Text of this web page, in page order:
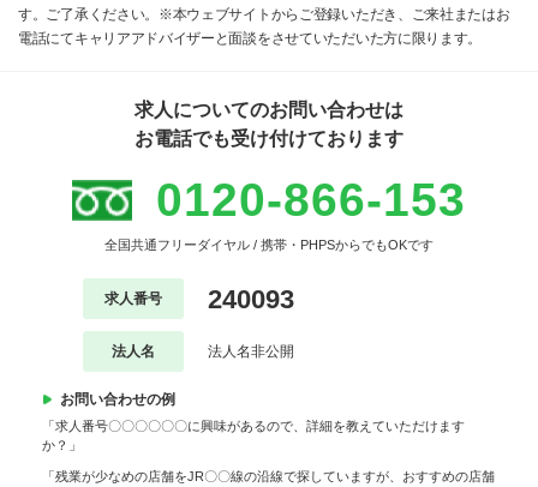
す。ご了承ください。※本ウェブサイトからご登録いただき、ご来社またはお
電話にてキャリアアドバイザーと面談をさせていただいた方に限ります。
求人についてのお問い合わせは
お電話でも受け付けております
0120-866-153
全国共通フリーダイヤル / 携帯・PHPSからでもOKです
求人番号 240093
法人名 法人名非公開
お問い合わせの例
「求人番号〇〇〇〇〇〇に興味があるので、詳細を教えていただけます
か？」
「残業が少なめの店舗をJR〇〇線の沿線で探していますが、おすすめの店舗